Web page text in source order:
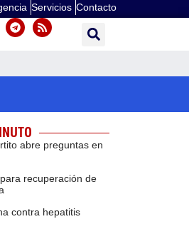
Servicios Contacto
abre preguntas en
recuperación de
contra hepatitis